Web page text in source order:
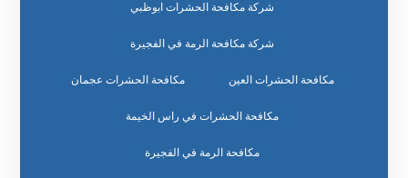
شركة مكافحة الحشرات ابوظبي
شركة مكافحة الرمة في الفجيرة
مكافحة الحشرات العين مكافحة الحشرات عجمان
مكافحة الحشرات في راس الخيمة
مكافحة الرمة في الفجيرة